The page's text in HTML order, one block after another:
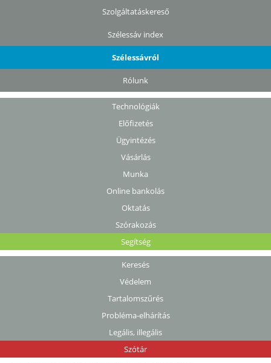
Szolgáltatáskereső
Szélessáv index
Szélessávról
Rólunk
Technológiák
Előfizetés
Ügyintézés
Vásárlás
Munka
Online bankolás
Oktatás
Szórakozás
Segítség
Keresés
Védelem
Tartalomszűrés
Probléma-elhárítás
Legális, illegális
Szótár